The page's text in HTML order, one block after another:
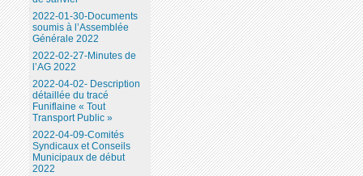
2022-01-30-Documents
soumis à l’Assemblée
Générale 2022
2022-02-27-Minutes de
l’AG 2022
2022-04-02- Description
détaillée du tracé
Funiflaine « Tout
Transport Public »
2022-04-09-Comités
Syndicaux et Conseils
Municipaux de début
2022